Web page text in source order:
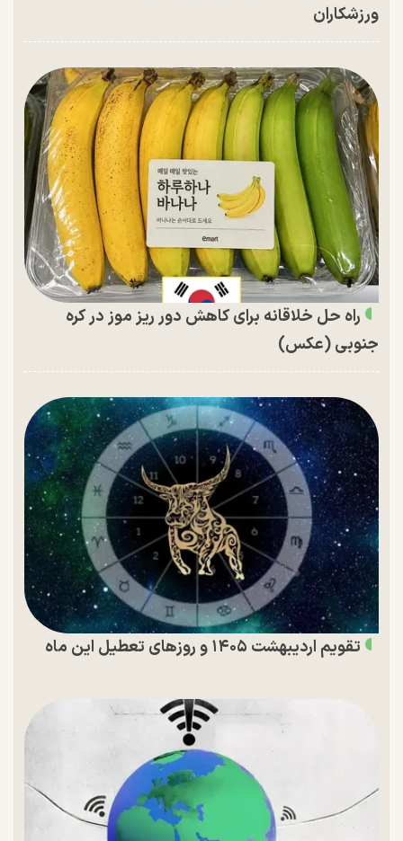
ورزشکاران
راه حل خلاقانه برای کاهش دور ریز موز در کره
جنوبی (عکس)
تقویم اردیبهشت ۱۴۰۵ و روز‌های تعطیل این ماه